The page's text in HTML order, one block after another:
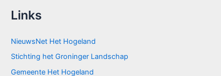
Links
NieuwsNet Het Hogeland
Stichting het Groninger Landschap
Gemeente Het Hogeland